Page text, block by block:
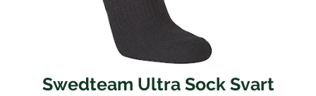
Swedteam Ultra Sock Svart